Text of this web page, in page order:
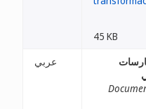
45 KB
عربي